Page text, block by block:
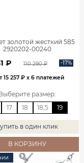
золотой жесткий 585
2920202-00240
₽ 110 290 ₽ -17%
15 257 ₽ x 6 платежей
размер:
17 18 18,5 19
в один клик
В КОРЗИНУ